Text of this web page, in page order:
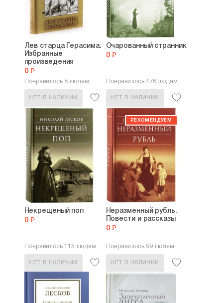
Лев старца Герасима.
Избранные
произведения
0 ₽
Понравилось 8 людям
НЕТ В НАЛИЧИИ
Очарованный странник
0 ₽
Понравилось 476 людям
НЕТ В НАЛИЧИИ
Некрещеный поп
0 ₽
Понравилось 115 людям
НЕТ В НАЛИЧИИ
Неразменный рубль.
Повести и рассказы
0 ₽
Понравилось 99 людям
НЕТ В НАЛИЧИИ